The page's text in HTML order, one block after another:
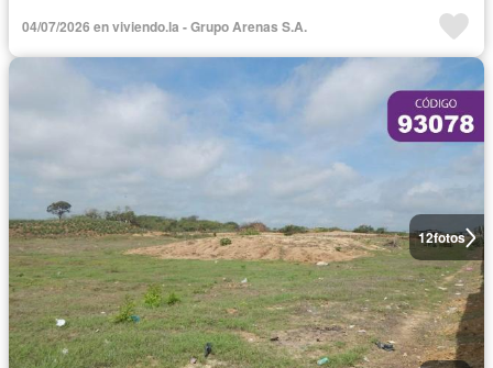
04/07/2026 en viviendo.la - Grupo Arenas S.A.
12fotos